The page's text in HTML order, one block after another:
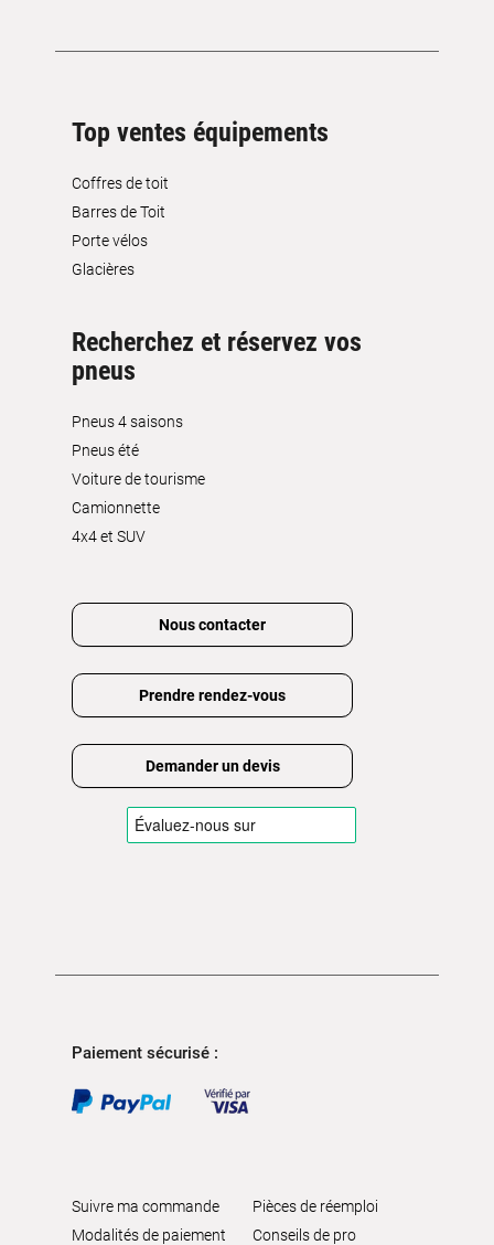
Top ventes équipements
Coffres de toit
Barres de Toit
Porte vélos
Glacières
Recherchez et réservez vos
pneus
Pneus 4 saisons
Pneus été
Voiture de tourisme
Camionnette
4x4 et SUV
Nous contacter
Prendre rendez-vous
Demander un devis
Paiement sécurisé :
Suivre ma commande
Modalités de paiement
Pièces de réemploi
Conseils de pro